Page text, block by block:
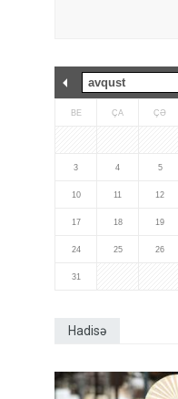
BE ÇA ÇƏ
3 4 5
10 11 12
17 18 19
24 25 26
31
Hadisə